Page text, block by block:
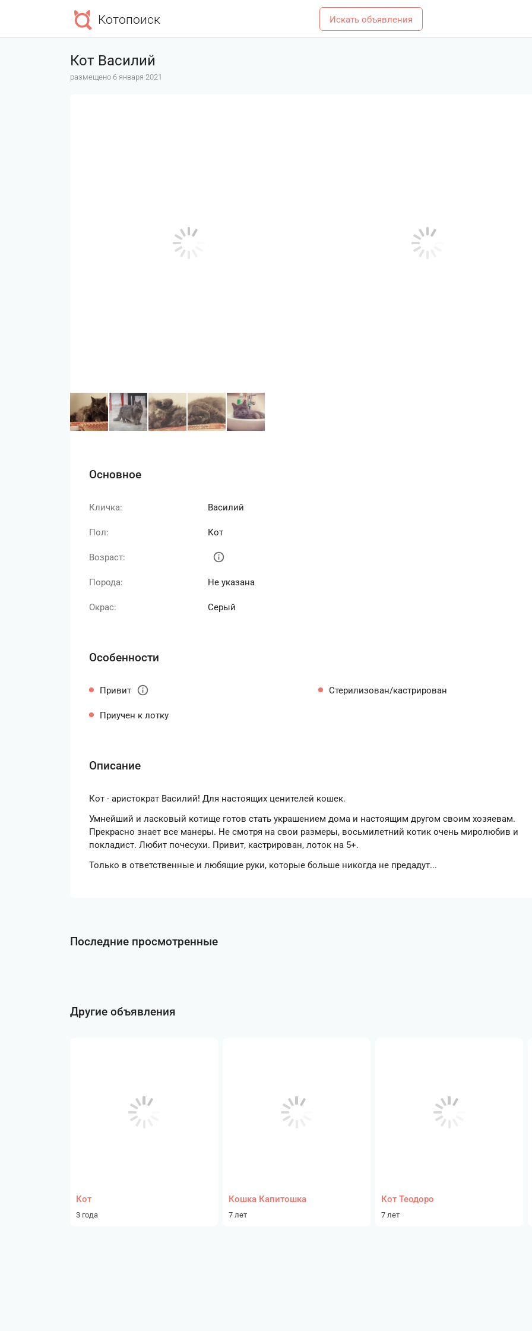
Котопоиск Искать объявления
Кот Василий
размещено 6 января 2021
Основное
Кличка: Василий
Пол: Кот
Возраст: info
Порода: Не указана
Окрас: Серый
Особенности
Привит info
Приучен к лотку
Стерилизован/кастрирован
Описание
Кот - аристократ Василий! Для настоящих ценителей кошек.
Умнейший и ласковый котище готов стать украшением дома и настоящим другом своим хозяевам.
Прекрасно знает все манеры. Не смотря на свои размеры, восьмилетний котик очень миролюбив и
покладист. Любит почесухи. Привит, кастрирован, лоток на 5+.
Только в ответственные и любящие руки, которые больше никогда не предадут...
Последние просмотренные
Другие объявления
Кот
3 года
Кошка Капитошка
7 лет
Кот Теодоро
7 лет